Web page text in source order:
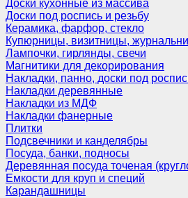
Доски кухонные из массива
Доски под роспись и резьбу
Керамика, фарфор, стекло
Купюрницы, визитницы,
Лампочки, гирлянды, свечи
Магнитики для декорирования
Накладки, панно, доски под
Накладки деревянные
Накладки из МДФ
Накладки фанерные
Плитки
Подсвечники и канделябры
Посуда, банки, подносы
Деревянная посуда точеная
Емкости для круп и специй
Карандашницы